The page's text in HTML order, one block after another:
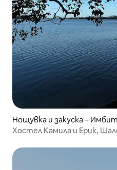
Нощувка и закуска –
Хостел Камила и Ерик,